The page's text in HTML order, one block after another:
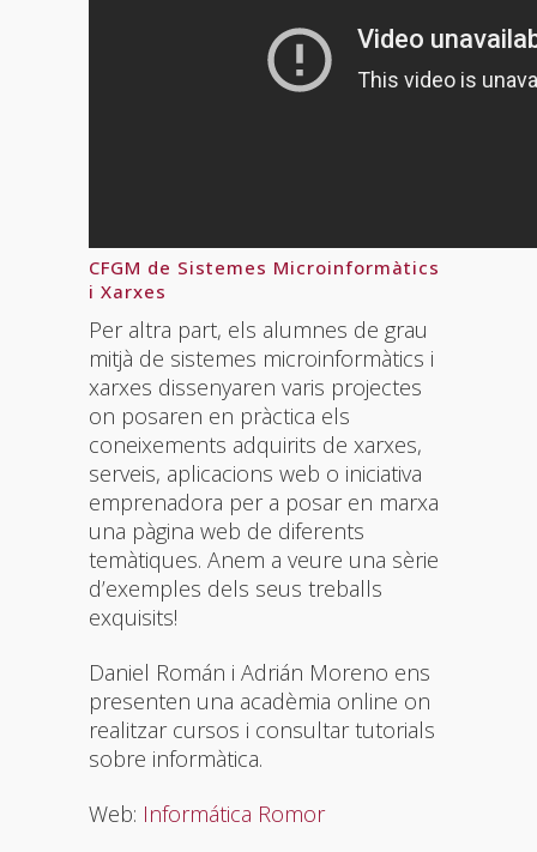
CFGM de Sistemes Microinformàtics
i Xarxes
Per altra part, els alumnes de grau
mitjà de sistemes microinformàtics i
xarxes dissenyaren varis projectes
on posaren en pràctica els
coneixements adquirits de xarxes,
serveis, aplicacions web o iniciativa
emprenadora per a posar en marxa
una pàgina web de diferents
temàtiques. Anem a veure una sèrie
d’exemples dels seus treballs
exquisits!
Daniel Román i Adrián Moreno ens
presenten una acadèmia online on
realitzar cursos i consultar tutorials
sobre informàtica.
Web: Informática Romor